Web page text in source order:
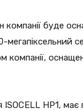
компанії буде
мегапіксельний
HP1, має